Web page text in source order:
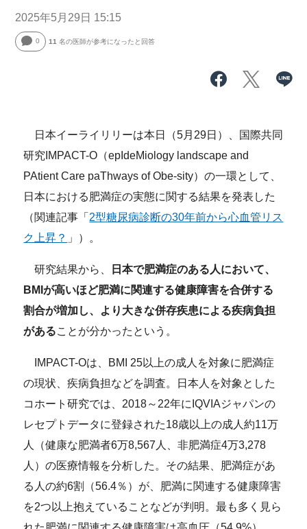
2025年5月29日 15:15
0 11 名の医師が参考になったと回答
日本イーライリリーは本日（5月29日）、国際共同
研究IMPACT-O（epIdeMiology landscape and
PAtient Care paThways of Obe-sity）の一環として、
日本における肥満症の実態に関する結果を発表した
（関連記事「 2型糖尿病診断の30年前から心血管リス
ク上昇？ 」）。
研究結果から、
日本で肥満症のある人において、
BMIが高いほど肥満に関連する健康障害を合併する
割合が増加し、より大きな併存疾患による疾病負担
があることが分かったという。
IMPACT-Oは、BMI 25以上の成人を対象に肥満症
の現状、疾病負担などを調査。日本人を対象とした
コホート研究では、2018～22年にIQVIAジャパンの
レセプトデータに登録された18歳以上の成人約11万
人（健康な肥満者6万8,567人、非肥満症4万3,278
人）の医療情報を分析した。その結果、肥満症があ
る人の約6割（56.4％）が、肥満に関連する健康障害
を2つ以上抱えていることなどが判明。最も多く見ら